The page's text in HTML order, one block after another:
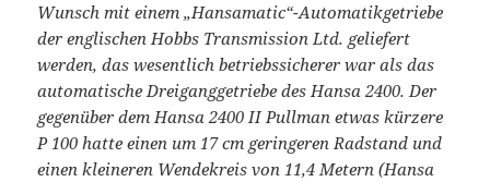
Wunsch mit einem „Hansamatic“-Automatikgetriebe
der englischen Hobbs Transmission Ltd. geliefert
werden, das wesentlich betriebssicherer war als das
automatische Dreiganggetriebe des Hansa 2400. Der
gegenüber dem Hansa 2400 II Pullman etwas kürzere
P 100 hatte einen um 17 cm geringeren Radstand und
einen kleineren Wendekreis von 11,4 Metern (Hansa